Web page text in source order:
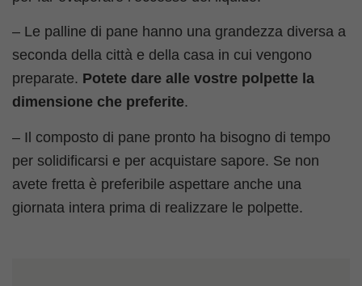
– Le palline di pane hanno una grandezza diversa a
seconda della città e della casa in cui vengono
preparate. Potete dare alle vostre polpette la
dimensione che preferite.
– Il composto di pane pronto ha bisogno di tempo
per solidificarsi e per acquistare sapore. Se non
avete fretta è preferibile aspettare anche una
giornata intera prima di realizzare le polpette.